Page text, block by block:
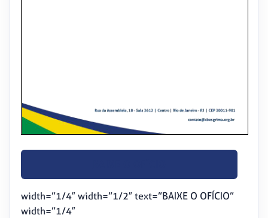
width=”1/4″ width=”1/2″ text=”BAIXE O OFÍCIO”
width=”1/4″